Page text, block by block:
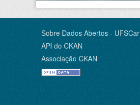
Sobre Dados Abertos - UFSCar
API do CKAN
Associação CKAN